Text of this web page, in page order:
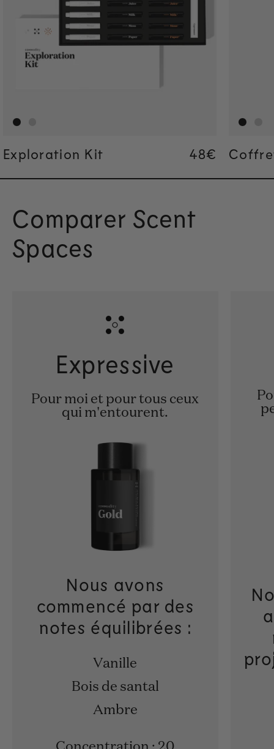
Exploration Kit Regular
48€
Regular
48€
Comparer Scent
Spaces
Expressive
Pour moi et pour tous ceux
qui m'entourent.
Nous avons
commencé par des
notes équilibrées :
Vanille
Bois de santal
Ambre